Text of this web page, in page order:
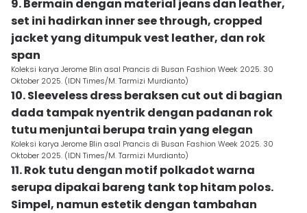
9. Bermain dengan material jeans dan leather,
set ini hadirkan inner see through, cropped
jacket yang ditumpuk vest leather, dan rok
span
Koleksi karya Jerome Blin asal Prancis di Busan Fashion Week 2025. 30
Oktober 2025. (IDN Times/M. Tarmizi Murdianto)
10. Sleeveless dress beraksen cut out di bagian
dada tampak nyentrik dengan padanan rok
tutu menjuntai berupa train yang elegan
Koleksi karya Jerome Blin asal Prancis di Busan Fashion Week 2025. 30
Oktober 2025. (IDN Times/M. Tarmizi Murdianto)
11. Rok tutu dengan motif polkadot warna
serupa dipakai bareng tank top hitam polos.
Simpel, namun estetik dengan tambahan